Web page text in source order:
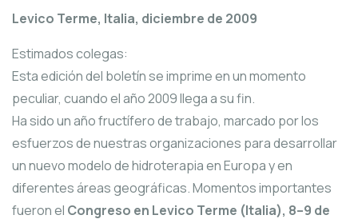
Levico Terme, Italia, diciembre de 2009
Estimados colegas:
Esta edición del boletín se imprime en un momento
peculiar, cuando el año 2009 llega a su fin.
Ha sido un año fructífero de trabajo, marcado por los
esfuerzos de nuestras organizaciones para desarrollar
un nuevo modelo de hidroterapia en Europa y en
diferentes áreas geográficas. Momentos importantes
fueron el Congreso en Levico Terme (Italia), 8–9 de